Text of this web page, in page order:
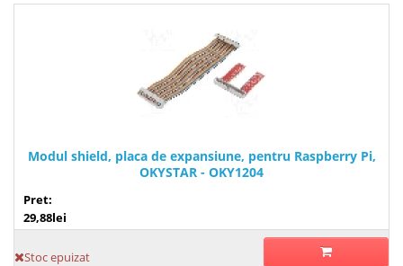
Modul shield, placa de expansiune, pentru Raspberry Pi,
OKYSTAR - OKY1204
Pret:
29,88lei
Stoc epuizat